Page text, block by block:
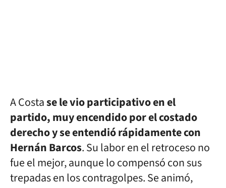
A Costase le vio participativo en el
partido, muy encendido por el costado
derecho y se entendió rápidamente con
Hernán Barcos. Su labor en el retroceso no
fue el mejor, aunque lo compensó con sus
trepadas en los contragolpes. Se animó,